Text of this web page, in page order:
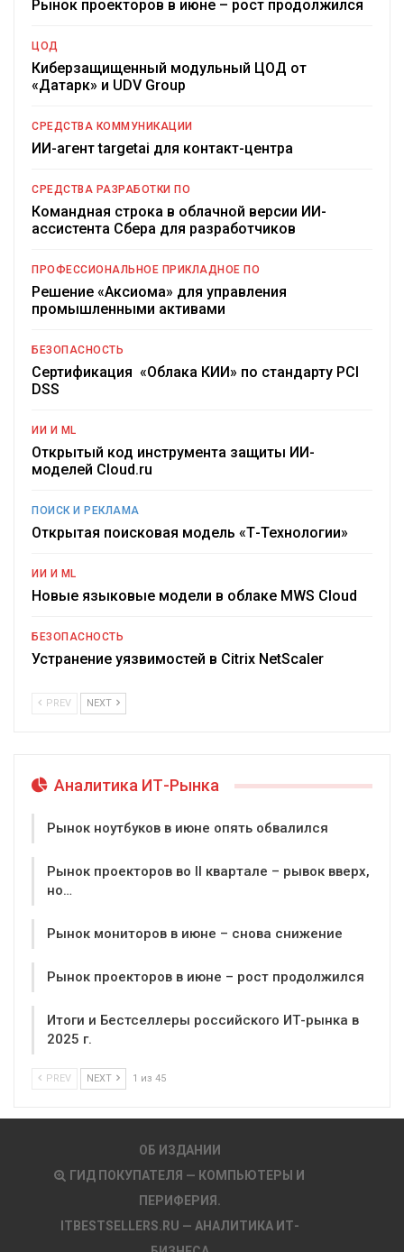
Рынок проекторов в июне – рост продолжился
ЦОД
Киберзащищенный модульный ЦОД от
«Датарк» и UDV Group
СРЕДСТВА КОММУНИКАЦИИ
ИИ-агент targetai для контакт-центра
СРЕДСТВА РАЗРАБОТКИ ПО
Командная строка в облачной версии ИИ-
ассистента Сбера для разработчиков
ПРОФЕССИОНАЛЬНОЕ ПРИКЛАДНОЕ ПО
Решение «Аксиома» для управления
промышленными активами
БЕЗОПАСНОСТЬ
Сертификация «Облака КИИ» по стандарту PCI
DSS
ИИ И ML
Открытый код инструмента защиты ИИ-
моделей Cloud.ru
ПОИСК И РЕКЛАМА
Открытая поисковая модель «Т-Технологии»
ИИ И ML
Новые языковые модели в облаке MWS Cloud
БЕЗОПАСНОСТЬ
Устранение уязвимостей в Citrix NetScaler
PREV NEXT
Аналитика ИТ-Рынка
Рынок ноутбуков в июне опять обвалился
Рынок проекторов во II квартале – рывок вверх,
но…
Рынок мониторов в июне – снова снижение
Рынок проекторов в июне – рост продолжился
Итоги и Бестселлеры российского ИТ-рынка в
2025 г.
PREV NEXT 1 из 45
ОБ ИЗДАНИИ
ГИД ПОКУПАТЕЛЯ — КОМПЬЮТЕРЫ И
ПЕРИФЕРИЯ.
ITBESTSELLERS.RU — АНАЛИТИКА ИТ-